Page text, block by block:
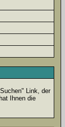
Link, der
Ihnen die